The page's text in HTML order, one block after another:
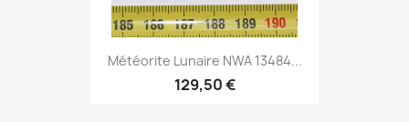
Météorite Lunaire NWA 13484...
129,50 €